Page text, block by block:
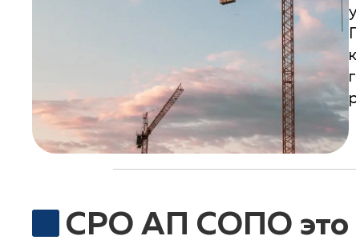
СРО АП СОПО это